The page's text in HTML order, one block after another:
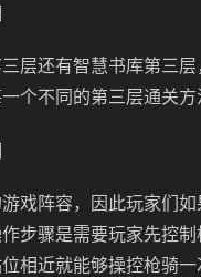
层还有智慧书库第三
个不同的第三层通关方
戏阵容，因此玩家们如
步骤是需要玩家先控
相近就能够操控枪骑